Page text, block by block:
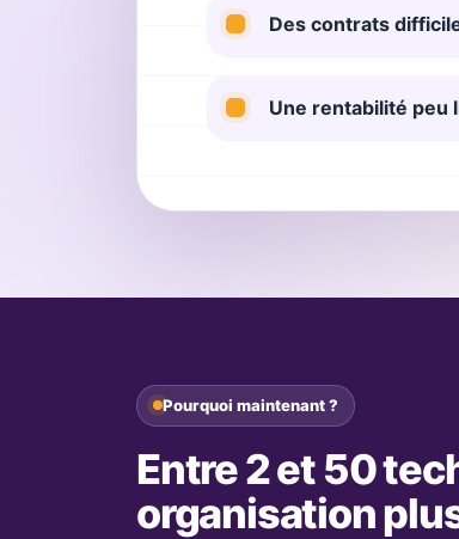
Des contrats
Une rentabilité peu
Pourquoi maintenant ?
Entre 2 et 50
organisation